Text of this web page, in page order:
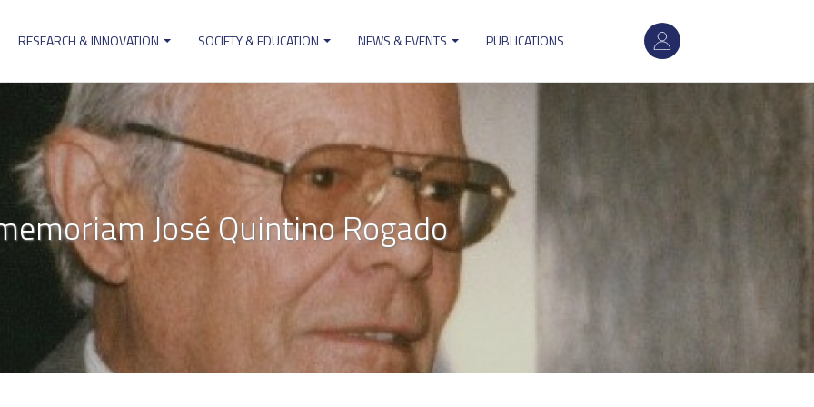
User
account
menu
RESEARCH & INNOVATION SOCIETY & EDUCATION NEWS & EVENTS PUBLICATIONS
José Quintino Rogado